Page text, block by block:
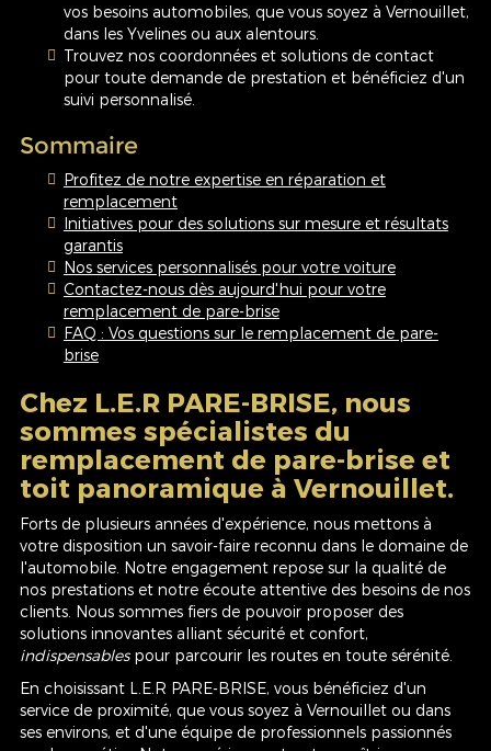
vos besoins automobiles, que vous soyez à Vernouillet,
dans les Yvelines ou aux alentours.
Trouvez nos coordonnées et solutions de contact
pour toute demande de prestation et bénéficiez d'un
suivi personnalisé.
Sommaire
Profitez de notre expertise en réparation et
remplacement
Initiatives pour des solutions sur mesure et résultats
garantis
Nos services personnalisés pour votre voiture
Contactez-nous dès aujourd'hui pour votre
remplacement de pare-brise
FAQ : Vos questions sur le remplacement de pare-
brise
Chez L.E.R PARE-BRISE, nous
sommes spécialistes du
remplacement de pare-brise et
toit panoramique à Vernouillet.
Forts de plusieurs années d'expérience, nous mettons à
votre disposition un savoir-faire reconnu dans le domaine de
l'automobile. Notre engagement repose sur la qualité de
nos prestations et notre écoute attentive des besoins de nos
clients. Nous sommes fiers de pouvoir proposer des
solutions innovantes alliant sécurité et confort,
indispensablespour parcourir les routes en toute sérénité.
En choisissant L.E.R PARE-BRISE, vous bénéficiez d'un
service de proximité, que vous soyez à Vernouillet ou dans
ses environs, et d'une équipe de professionnels passionnés